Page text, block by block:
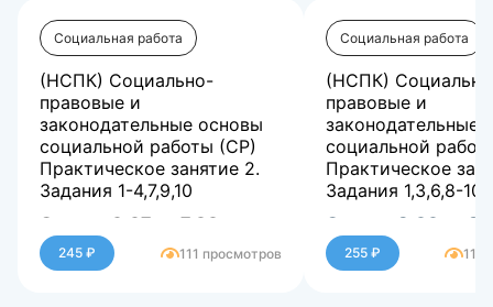
Социальная работа
(НСПК) Социально-
правовые и
законодательные основы
социальной работы (СР)
Практическое занятие 2.
Задания 1-4,7,9,10
Оценка 6,67 из 7,00
(95,24%)
245 ₽ 111 просмотров
Социальная работа
(НСПК)
правовые и
законодательные
социальной
Практическое
Задания 1,3,6,8-10
Оценка 8,00 из
(100%)
255 ₽ 110